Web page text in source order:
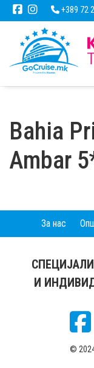
+389 72
Bahia
Ambar
За нас
И
©